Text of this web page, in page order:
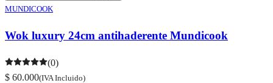
MUNDICOOK
Wok luxury 24cm antihaderente Mundicook
(0)
$ 60.000(IVA Incluido)